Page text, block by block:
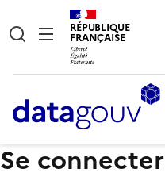
RÉPUBLIQUE
FRANÇAISE
Se connecter